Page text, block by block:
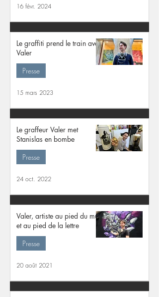
16 févr. 2024
Le graffiti prend le train avec
Valer
Presse
15 mars 2023
Le graffeur Valer met
Stanislas en bombe
Presse
24 oct. 2022
Valer, artiste au pied du mur
et au pied de la lettre
Presse
20 août 2021